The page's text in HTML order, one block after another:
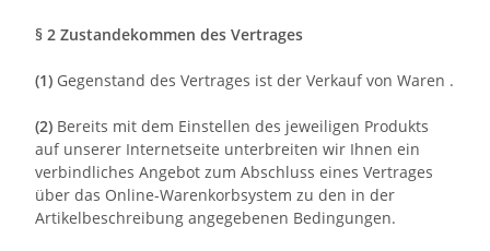
§ 2 Zustandekommen des Vertrages
(1) Gegenstand des Vertrages ist der Verkauf von Waren .
(2) Bereits mit dem Einstellen des jeweiligen Produkts
auf unserer Internetseite unterbreiten wir Ihnen ein
verbindliches Angebot zum Abschluss eines Vertrages
über das Online-Warenkorbsystem zu den in der
Artikelbeschreibung angegebenen Bedingungen.